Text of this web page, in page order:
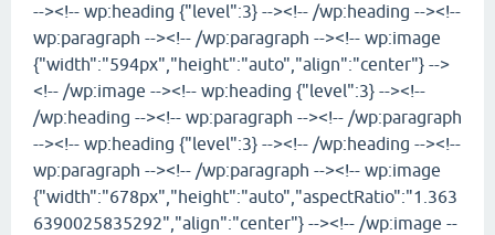
--><!-- wp:heading {"level":3} --><!-- /wp:heading --><!--
wp:paragraph --><!-- /wp:paragraph --><!-- wp:image
{"width":"594px","height":"auto","align":"center"} -->
<!-- /wp:image --><!-- wp:heading {"level":3} --><!--
/wp:heading --><!-- wp:paragraph --><!-- /wp:paragraph
--><!-- wp:heading {"level":3} --><!-- /wp:heading --><!--
wp:paragraph --><!-- /wp:paragraph --><!-- wp:image
{"width":"678px","height":"auto","aspectRatio":"1.363
6390025835292","align":"center"} --><!-- /wp:image --